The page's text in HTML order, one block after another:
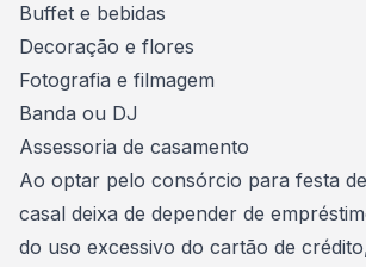
Buffet e bebidas
Decoração e flores
Fotografia e filmagem
Banda ou DJ
Assessoria de casamento
Ao optar pelo consórcio para festa
casal deixa de depender de
do uso excessivo do cartão de